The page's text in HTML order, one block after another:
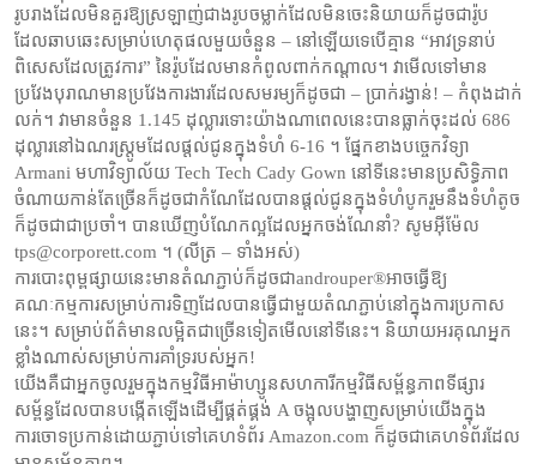
រូបរាងដែលមិនគួរឱ្យស្រឡាញ់ជាងរូបចម្លាក់ដែលមិនចេះនិយាយក៏ដូចជារ៉ូប
ដែលឆាបឆេះសម្រាប់ហេតុផលមួយចំនួន – នៅឡើយទេបើគ្មាន “អាវទ្រនាប់
ពិសេសដែលត្រូវការ” នៃរ៉ូបដែលមានកំពូលពាក់កណ្តាល។ វាមើលទៅមាន
ប្រវែងបុរាណមានប្រវែងការងារដែលសមរម្យក៏ដូចជា – ប្រាក់រង្វាន់! – កំពុងដាក់
លក់។ វាមានចំនួន 1.145 ដុល្លារទោះយ៉ាងណាពេលនេះបានធ្លាក់ចុះដល់ 686
ដុល្លារនៅឯណរស្ត្រូមដែលផ្តល់ជូនក្នុងទំហំ 6-16 ។ ផ្នែកខាងបច្ចេកវិទ្យា
Armani មហាវិទ្យាល័យ Tech Tech Cady Gown នៅទីនេះមានប្រសិទ្ធិភាព
ចំណាយកាន់តែច្រើនក៏ដូចជាកំណែដែលបានផ្តល់ជូនក្នុងទំហំបូករួមនឹងទំហំតូច
ក៏ដូចជាជាប្រចាំ។ បានឃើញបំណែកល្អដែលអ្នកចង់ណែនាំ? សូមអ៊ីម៉ែល
tps@corporett.com ។ (លីត្រ – ទាំងអស់)
ការបោះពុម្ពផ្សាយនេះមានតំណភ្ជាប់ក៏ដូចជាandrouper®អាចធ្វើឱ្យ
គណៈកម្មការសម្រាប់ការទិញដែលបានធ្វើជាមួយតំណភ្ជាប់នៅក្នុងការប្រកាស
នេះ។ សម្រាប់ព័ត៌មានលម្អិតជាច្រើនទៀតមើលនៅទីនេះ។ និយាយអរគុណអ្នក
ខ្លាំងណាស់សម្រាប់ការគាំទ្ររបស់អ្នក!
យើងគឺជាអ្នកចូលរួមក្នុងកម្មវិធីអាម៉ាហ្សូនសហការីកម្មវិធីសម្ព័ន្ធភាពទីផ្សារ
សម្ព័ន្ធដែលបានបង្កើតឡើងដើម្បីផ្គត់ផ្គង់ A ចង្អុលបង្ហាញសម្រាប់យើងក្នុង
ការចោទប្រកាន់ដោយភ្ជាប់ទៅគេហទំព័រ Amazon.com ក៏ដូចជាគេហទំព័រដែល